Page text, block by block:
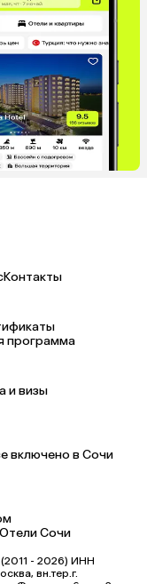
Контакты
программа
и визы
включено в Сочи
Отели Сочи
- 2026) ИНН
вн.тер.г.